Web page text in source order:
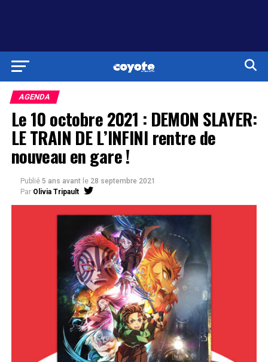
AGENDA
Le 10 octobre 2021 : DEMON SLAYER:
LE TRAIN DE L’INFINI rentre de
nouveau en gare !
Publié 5 ans avant le 28 septembre 2021
Par Olivia Tripault